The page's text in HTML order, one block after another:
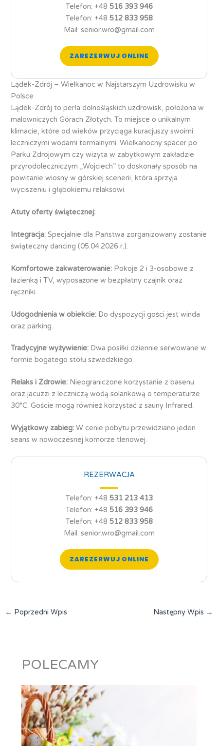
Telefon: +48 516 393 946
Telefon: +48 512 833 958
Mail: senior.wro@gmail.com
ZAREZERWUJ ONLINE
Lądek-Zdrój – Wielkanoc w Najstarszym Uzdrowisku w
Polsce
Lądek-Zdrój to perła dolnośląskich uzdrowisk, położona w
malowniczych Górach Złotych. To miejsce o unikalnym
klimacie, które od wieków przyciąga kuracjuszy swoimi
leczniczymi wodami termalnymi. Wielkanocny spacer po
Parku Zdrojowym czy wizyta w zabytkowym zakładzie
przyrodoleczniczym „Wojciech” to doskonały sposób na
powitanie wiosny w górskiej scenerii, która sprzyja
wyciszeniu i głębokiemu relaksowi.
Atuty oferty świątecznej:
Integracja: Specjalnie dla Państwa zorganizowany zostanie
świąteczny dancing (05.04.2026 r.).
Komfortowe zakwaterowanie: Pokoje 2 i 3-osobowe z
łazienką i TV, wyposażone w bezpłatny czajnik oraz
ręczniki.
Udogodnienia w obiekcie: Do dyspozycji gości jest winda
oraz parking.
Tradycyjne wyżywienie: Dwa posiłki dziennie serwowane w
formie bogatego stołu szwedzkiego.
Relaks i Zdrowie: Nieograniczone korzystanie z basenu
oraz jacuzzi z leczniczą wodą solankową o temperaturze
30°C. Goście mogą również korzystać z sauny Infrared.
Wyjątkowy zabieg: W cenie pobytu przewidziano jeden
seans w nowoczesnej komorze tlenowej.
REZERWACJA
Telefon: +48 531 213 413
Telefon: +48 516 393 946
Telefon: +48 512 833 958
Mail: senior.wro@gmail.com
ZAREZERWUJ ONLINE
← Poprzedni Wpis Następny Wpis →
POLECAMY